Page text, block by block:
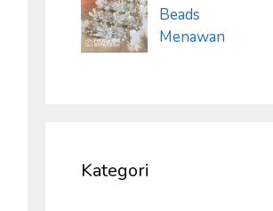
Beads
Menawan
Kategori